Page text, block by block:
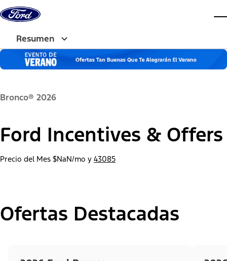
Saltar al contenido
Resumen
Bronco® 2026
Ford Incentives & Offers
Precio del Mes $NaN/mo y 43085
Ofertas Destacadas